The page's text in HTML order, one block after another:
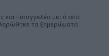
Εισαγγελέα μετά από
τα ξημερώματα